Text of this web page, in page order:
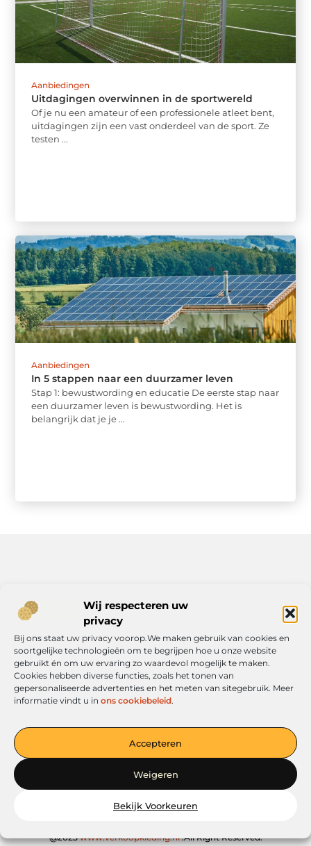
Wij respecteren uw
privacy
Bij ons staat uw privacy voorop.We maken gebruik van cookies en
soortgelijke technologieën om te begrijpen hoe u onze website
gebruikt én om uw ervaring zo waardevol mogelijk te maken.
Cookies hebben diverse functies, zoals het tonen van
gepersonaliseerde advertenties en het meten van sitegebruik. Meer
informatie vindt u in ons cookiebeleid.
Accepteren
Weigeren
Bekijk Voorkeuren
Aanbiedingen
Uitdagingen overwinnen in de sportwereld
Of je nu een amateur of een professionele atleet bent,
uitdagingen zijn een vast onderdeel van de sport. Ze
testen ...
Aanbiedingen
In 5 stappen naar een duurzamer leven
Stap 1: bewustwording en educatie De eerste stap naar
een duurzamer leven is bewustwording. Het is
belangrijk dat je je ...
Jouw platform voor ideeën en inspiratie
artikelen. Alles overzichtelijk op één plek. Begin vandaag nog met
ontdekken op verkoopkleding.nl!
@2025www.verkoopkleding.nl.All Right Reserved.
Onze informatie